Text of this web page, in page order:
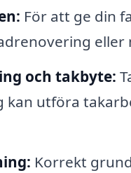
För att ge din
och takbyte:
kan utföra
Korrekt